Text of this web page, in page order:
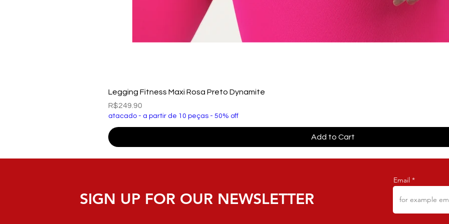
Legging Fitness Maxi Rosa Preto Dynamite
Price
R$249.90
atacado - a partir de 10 peças - 50% off
Add to Cart
SIGN UP FOR OUR NEWSLETTER
Email